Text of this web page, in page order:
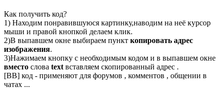
Как получить код?
1) Находим понравившуюся картинку,наводим на неё курсор
мыши и правой кнопкой делаем клик.
2)В выпавшем окне выбираем пункт копировать адрес
изображения.
3)Нажимаем кнопку с необходимым кодом и в выпавшем окне
вместо слова text вставляем скопированный адрес .
[BB] код - применяют для форумов , комментов , общении в
чатах ...